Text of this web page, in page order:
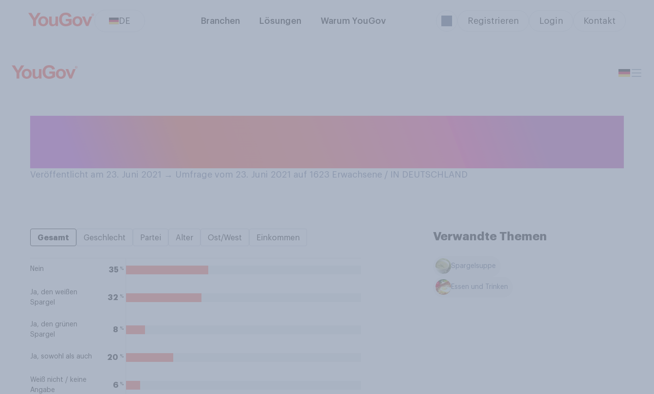
DE Branchen Lösungen Warum YouGov Registrieren Login Kontakt
Veröffentlicht am 23. Juni 2021 → Umfrage vom 23. Juni 2021 auf 1623 Erwachsene / IN DEUTSCHLAND
Gesamt Geschlecht Partei Alter Ost/West Einkommen
Nein 35 %
Ja, den weißen
Spargel
32 %
Ja, den grünen
Spargel
8 %
Ja, sowohl als auch 20 %
Weiß nicht / keine
Angabe
6 %
Verwandte Themen
Spargelsuppe
Essen und Trinken